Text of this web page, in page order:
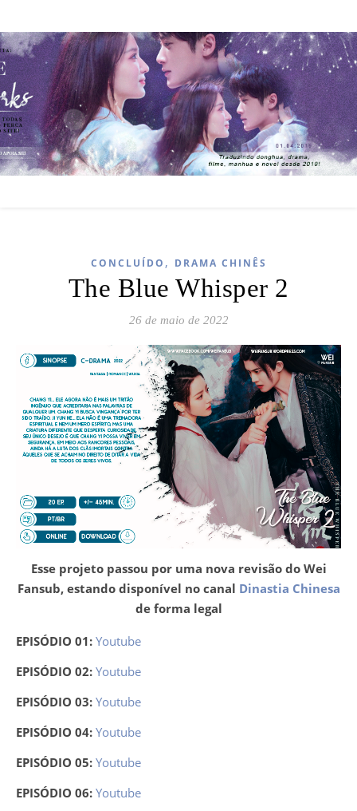
CONCLUÍDO , DRAMA CHINÊS
The Blue Whisper 2
26 de maio de 2022
Esse projeto passou por uma nova revisão do Wei
Fansub, estando disponível no canal Dinastia Chinesa
de forma legal
EPISÓDIO 01: Youtube
EPISÓDIO 02: Youtube
EPISÓDIO 03: Youtube
EPISÓDIO 04: Youtube
EPISÓDIO 05: Youtube
EPISÓDIO 06: Youtube